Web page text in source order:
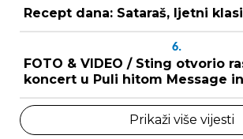
Recept dana: Sataraš, ljetni
6.
FOTO & VIDEO / Sting otvorio
koncert u Puli hitom Message
Prikaži više vijesti